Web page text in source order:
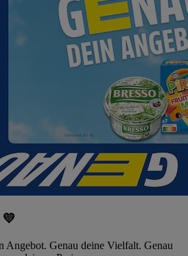
Angebot. Genau deine Vielfalt. Genau